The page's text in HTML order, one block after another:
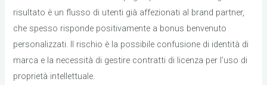
risultato è un flusso di utenti già affezionati al brand partner,
che spesso risponde positivamente a bonus benvenuto
personalizzati. Il rischio è la possibile confusione di identità di
marca e la necessità di gestire contratti di licenza per l’uso di
proprietà intellettuale.